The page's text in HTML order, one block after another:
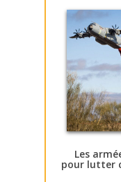
Les
pour lutter